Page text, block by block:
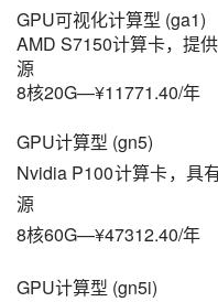
GPU可视化计算型 (ga1)
AMD S7150计算卡，提
源
8核20G—¥11771.40/年
GPU计算型 (gn5)
Nvidia P100计算卡，具
源
8核60G—¥47312.40/年
GPU计算型 (gn5i)